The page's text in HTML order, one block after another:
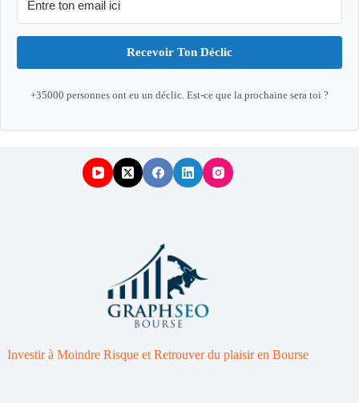
Recevoir Ton Déclic
+35000 personnes ont eu un déclic. Est-ce que la prochaine sera toi ?
Investir à Moindre Risque et Retrouver du plaisir en Bourse